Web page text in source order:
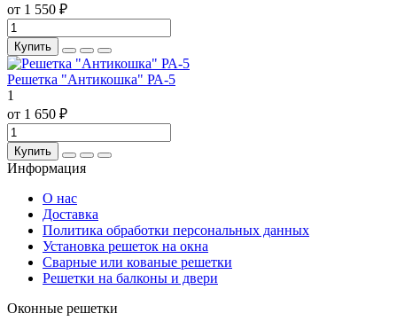
от 1 550 ₽
Купить
Решетка "Антикошка" РА-5
1
от 1 650 ₽
Купить
Информация
О нас
Доставка
Политика обработки персональных данных
Установка решеток на окна
Сварные или кованые решетки
Решетки на балконы и двери
Оконные решетки